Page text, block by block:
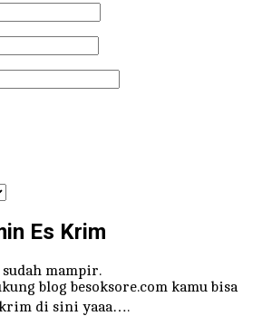
Es Krim
mampir.
blog besoksore.com kamu bisa
di sini yaaa….